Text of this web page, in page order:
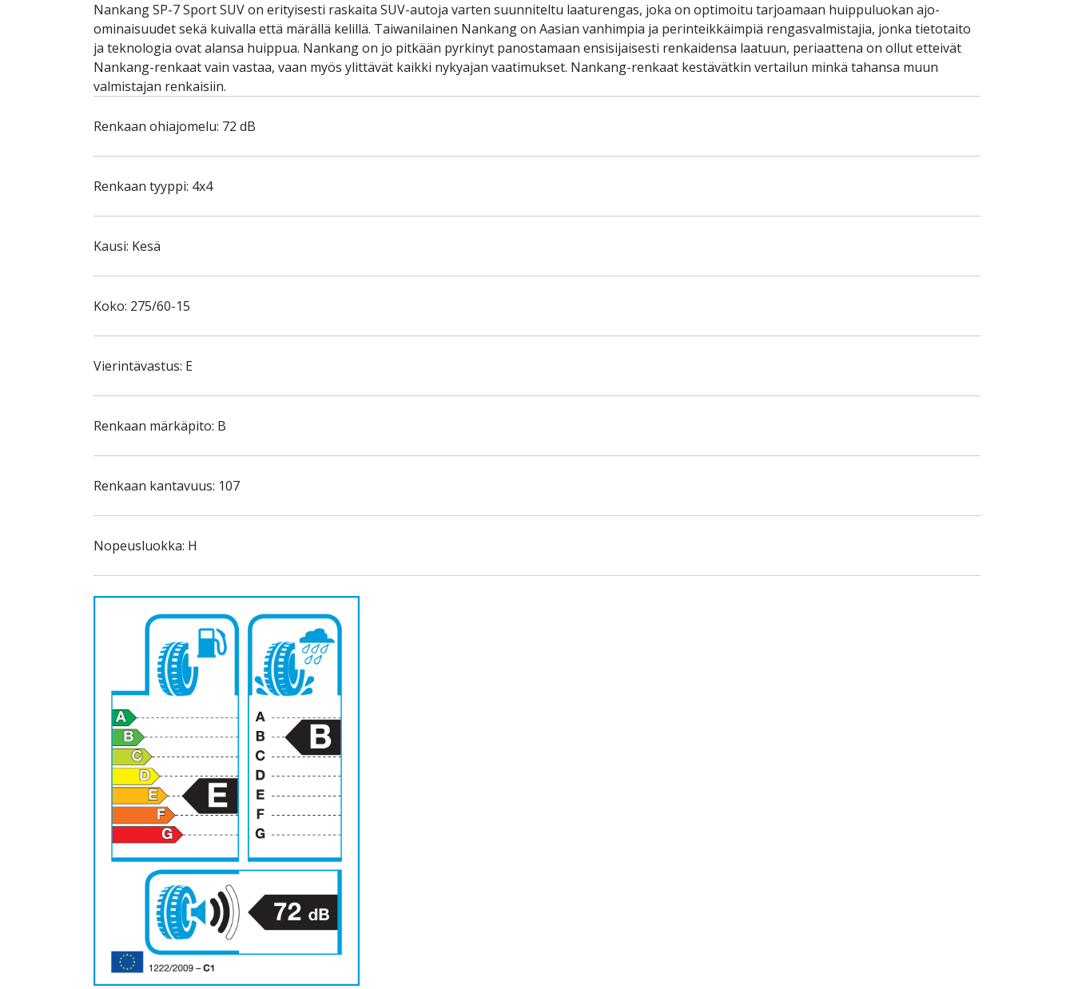
Nankang SP-7 Sport SUV on erityisesti raskaita SUV-autoja varten suunniteltu laaturengas, joka on optimoitu tarjoamaan huippuluokan ajo-
ominaisuudet sekä kuivalla että märällä kelillä. Taiwanilainen Nankang on Aasian vanhimpia ja perinteikkäimpiä rengasvalmistajia, jonka tietotaito
ja teknologia ovat alansa huippua. Nankang on jo pitkään pyrkinyt panostamaan ensisijaisesti renkaidensa laatuun, periaattena on ollut etteivät
Nankang-renkaat vain vastaa, vaan myös ylittävät kaikki nykyajan vaatimukset. Nankang-renkaat kestävätkin vertailun minkä tahansa muun
valmistajan renkaisiin.
Renkaan ohiajomelu: 72 dB
Renkaan tyyppi: 4x4
Kausi: Kesä
Koko: 275/60-15
Vierintävastus: E
Renkaan märkäpito: B
Renkaan kantavuus: 107
Nopeusluokka: H